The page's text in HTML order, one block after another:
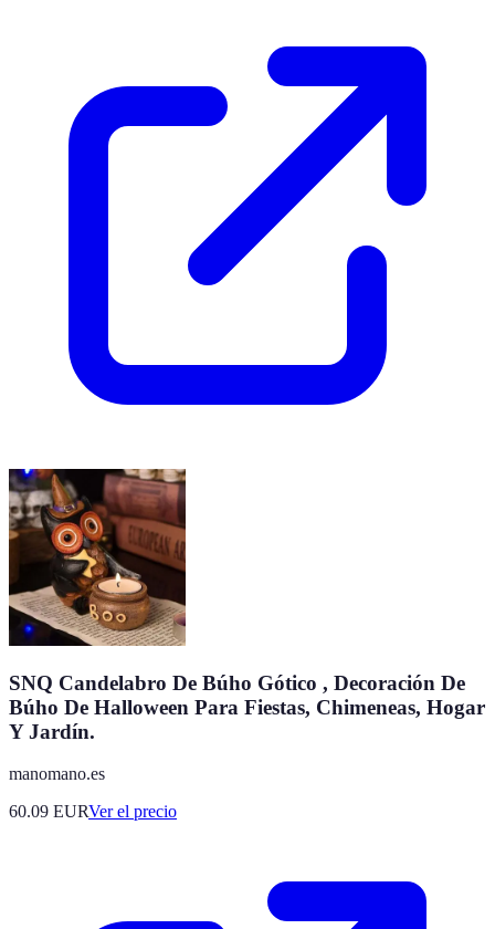
SNQ Candelabro De Búho Gótico , Decoración De
Búho De Halloween Para Fiestas, Chimeneas, Hogar
Y Jardín.
manomano.es
60.09 EURVer el precio